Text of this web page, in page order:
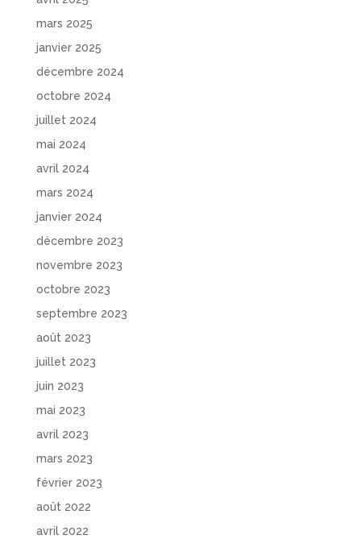
mars 2025
janvier 2025
décembre 2024
octobre 2024
juillet 2024
mai 2024
avril 2024
mars 2024
janvier 2024
décembre 2023
novembre 2023
octobre 2023
septembre 2023
août 2023
juillet 2023
juin 2023
mai 2023
avril 2023
mars 2023
février 2023
août 2022
avril 2022